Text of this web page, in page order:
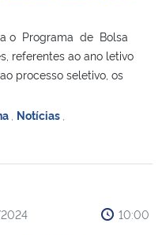
Humanos
o Programa de Bolsa
referentes ao ano letivo
processo seletivo, os
Notícias
10:00